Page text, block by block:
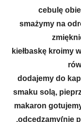
cebulę
smażymy na
kiełbaskę kroimy
dodajemy do
smaku solą,
makaron
,odcedzamy(nie